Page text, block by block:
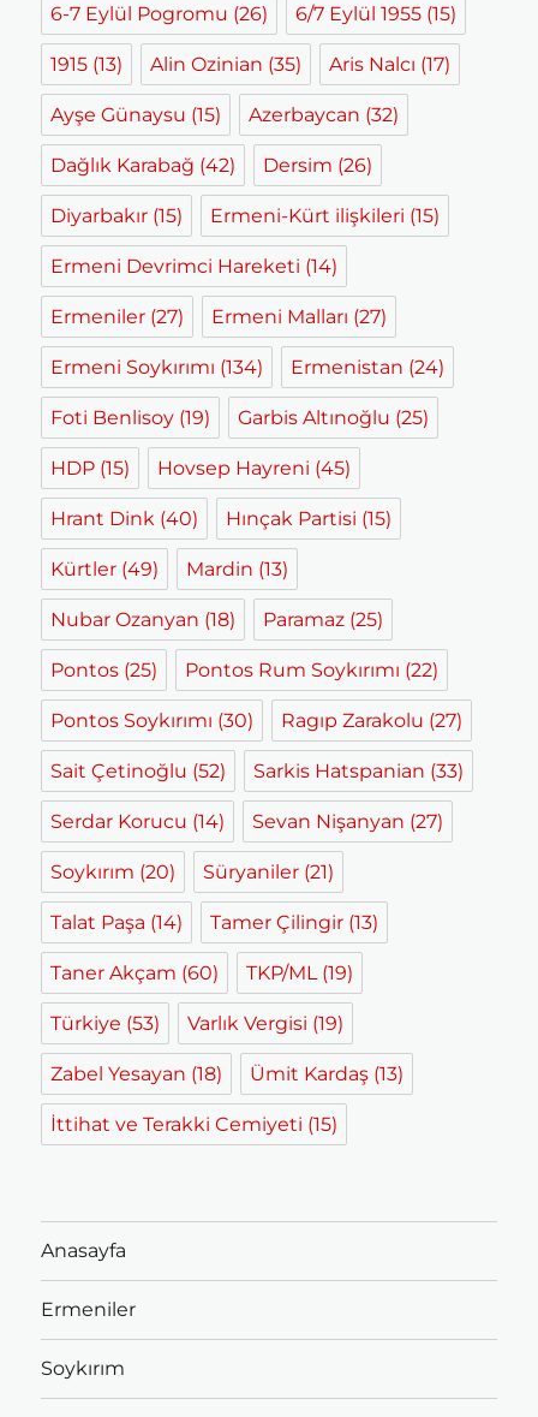
6-7 Eylül Pogromu (26) 6/7 Eylül 1955 (15)
1915 (13) Alin Ozinian (35) Aris Nalcı (17)
Ayşe Günaysu (15) Azerbaycan (32)
Dağlık Karabağ (42) Dersim (26)
Diyarbakır (15) Ermeni-Kürt ilişkileri (15)
Ermeni Devrimci Hareketi (14)
Ermeniler (27) Ermeni Malları (27)
Ermeni Soykırımı (134) Ermenistan (24)
Foti Benlisoy (19) Garbis Altınoğlu (25)
HDP (15) Hovsep Hayreni (45)
Hrant Dink (40) Hınçak Partisi (15)
Kürtler (49) Mardin (13)
Nubar Ozanyan (18) Paramaz (25)
Pontos (25) Pontos Rum Soykırımı (22)
Pontos Soykırımı (30) Ragıp Zarakolu (27)
Sait Çetinoğlu (52) Sarkis Hatspanian (33)
Serdar Korucu (14) Sevan Nişanyan (27)
Soykırım (20) Süryaniler (21)
Talat Paşa (14) Tamer Çilingir (13)
Taner Akçam (60) TKP/ML(19)
Türkiye (53) Varlık Vergisi (19)
Zabel Yesayan (18) Ümit Kardaş (13)
İttihat ve Terakki Cemiyeti (15)
Anasayfa
Ermeniler
Soykırım